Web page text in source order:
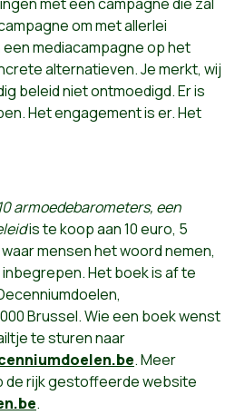
om met allerlei
mediacampagne op het
alternatieven. Je merkt, wij
beleid niet ontmoedigd. Er is
Het engagement is er. Het
10 armoedebarometers, een
is te koop aan 10 euro, 5
mensen het woord nemen,
Het boek is af te
Brussel. Wie een boek wenst
te sturen naar
. Meer
de rijk gestoffeerde website
.